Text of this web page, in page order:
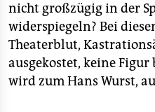
nicht großzügig in der
widerspiegeln? Bei
Theaterblut,
ausgekostet, keine
wird zum Hans Wurst,